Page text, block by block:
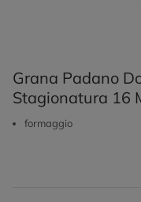
Grana Padano
Stagionatura 16
formaggio